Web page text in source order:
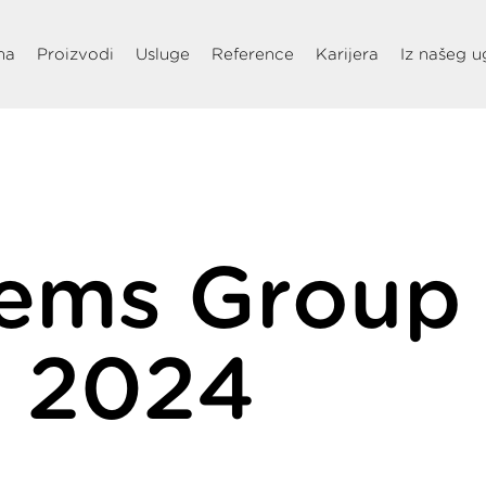
Proizvodi Usluge Reference Karijera Iz našeg
2024